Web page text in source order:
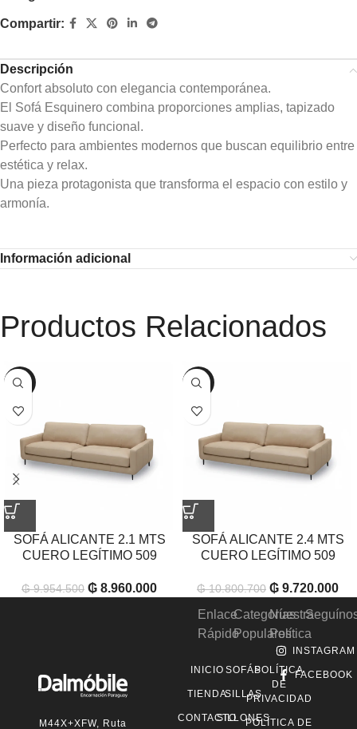
Compartir:
Descripción
Confort absoluto con elegancia contemporánea.
El Sofá Esquinero combina proporciones amplias, tapizado
suave y diseño funcional.
Perfecto para ambientes modernos que buscan equilibrio entre
estética y relax.
Una pieza protagonista que transforma el espacio con estilo y
armonía.
Información adicional
Productos Relacionados
-10%
SOFÁ ALICANTE 2.1 MTS
CUERO LEGÍTIMO 509
₲9.954.500 ₲ 8.960.000
-10%
SOFÁ ALICANTE 2.4 MTS
CUERO LEGÍTIMO 509
₲10.800.700 ₲ 9.720.000
M44X+XFW, Ruta
Enlace
Rápido
INICIO
TIENDA
CONTACTO
Categorías
Populares
SOFÁS
SILLAS
SILLONES
Nuestra
Política
POLÍTICA
DE
PRIVACIDAD
POLÍTICA DE
INSTAGRAM
FACEBOOK